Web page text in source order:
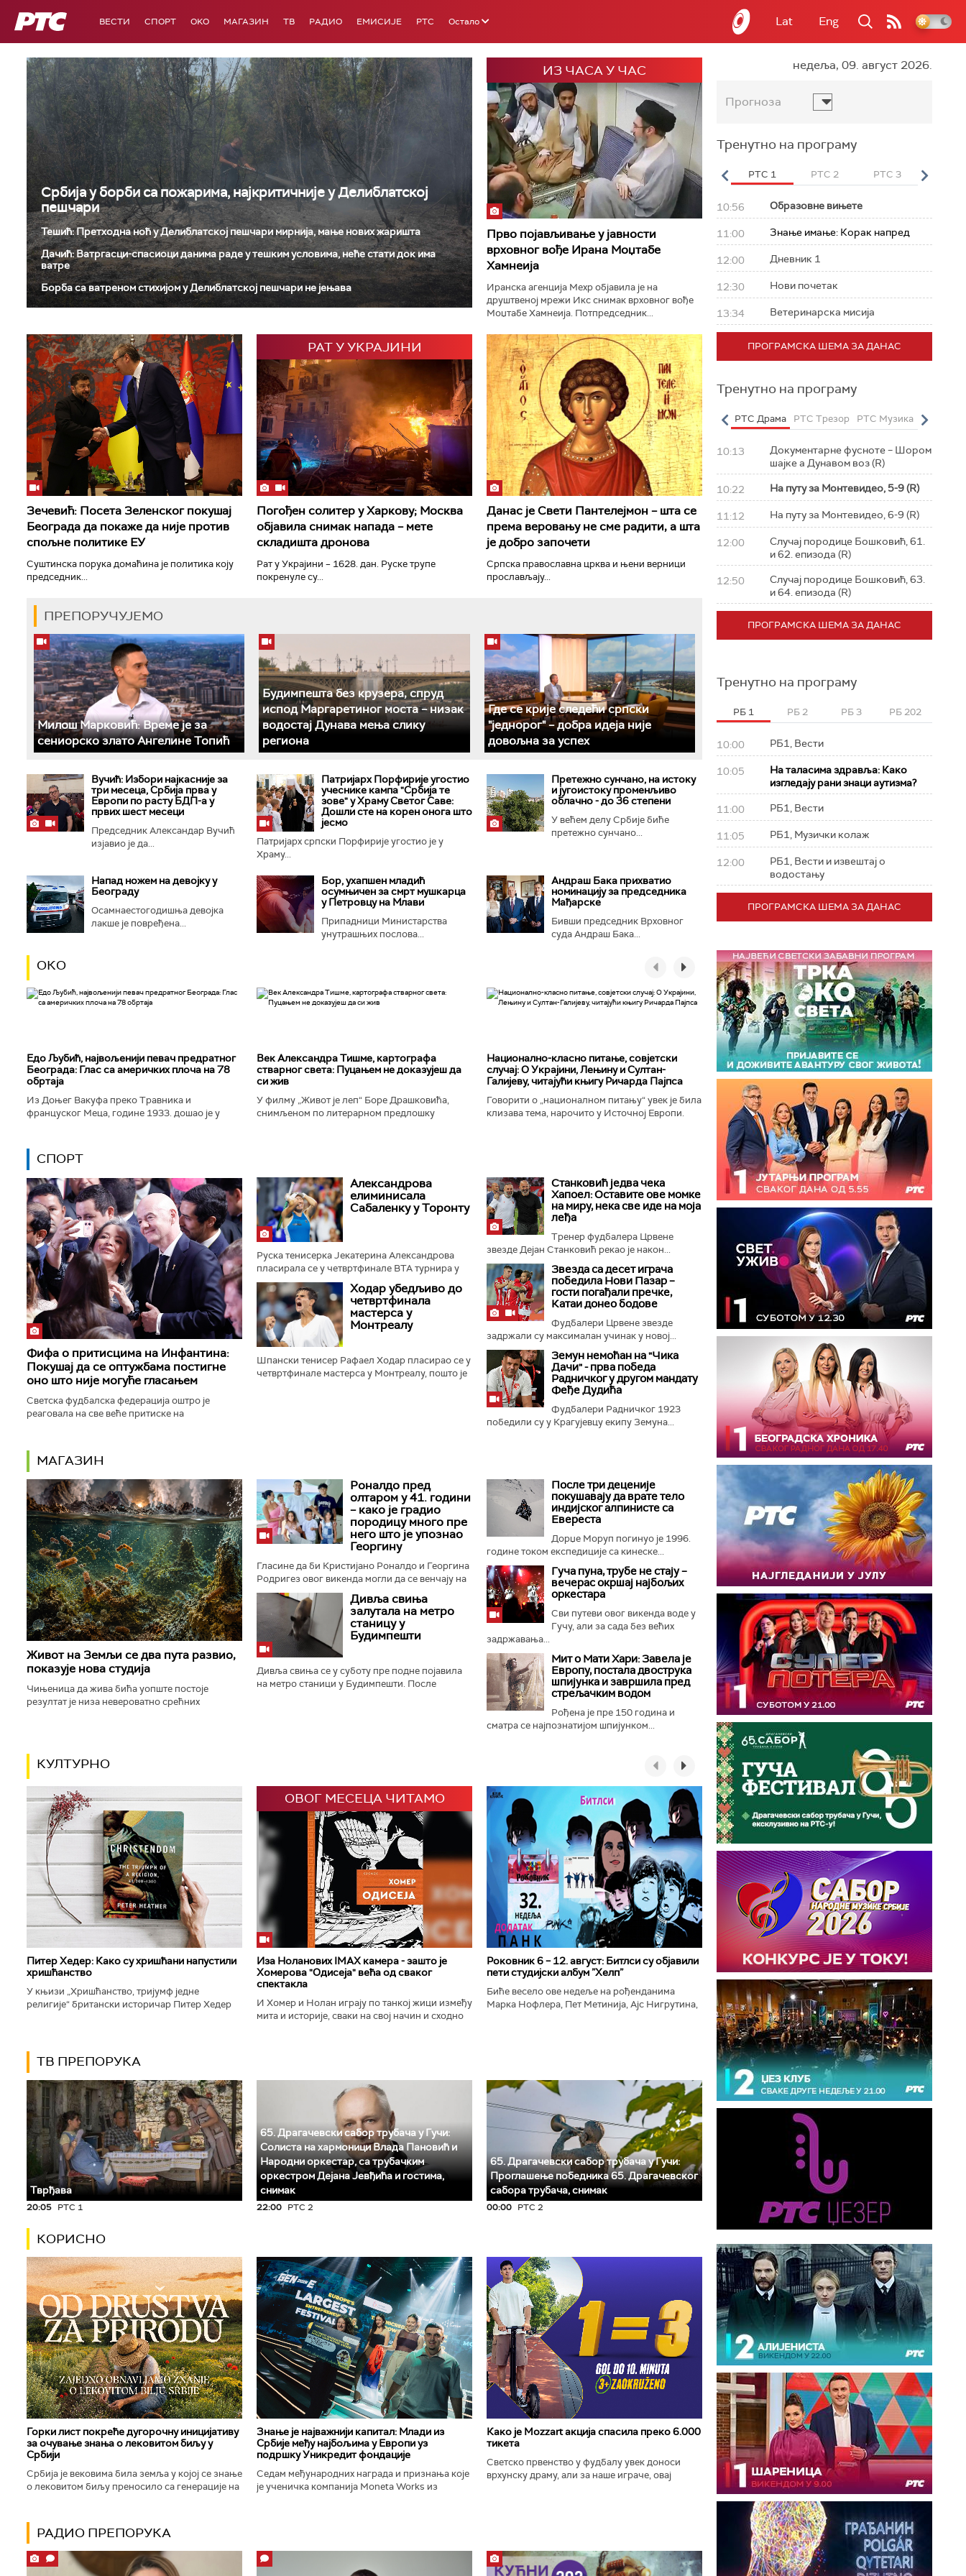
РТС ВЕСТИ СПОРТ OKO МАГАЗИН ТВ РАДИО ЕМИСИЈЕ РТС Остало Lat Eng
Србија у борби са пожарима, најкритичније у Делиблатској
пешчари
Тешић: Претходна ноћ у Делиблатској пешчари мирнија, мање нових жаришта
Дачић: Ватргасци-спасиоци данима раде у тешким условима, неће стати док има
ватре
Борба са ватреном стихијом у Делиблатској пешчари не јењава
ИЗ ЧАСА У ЧАС
Прво појављивање у јавности
врховног вође Ирана Моџтабe
Хамнеија
Иранска агенција Мехр објавила је на
друштвеној мрежи Икс снимак врховног вође
Моџтабе Хамнеија. Потпредседник...
Зечевић: Посета Зеленског покушај
Београда да покаже да није против
спољне политике ЕУ
Суштинска порука домаћина је политика коју
председник...
РАТ У УКРАЈИНИ
Погођен солитер у Харкову; Москва
објавила снимак напада – мете
складишта дронова
Рат у Украјини – 1628. дан. Руске трупе
покренуле су...
Данас је Свети Пантелејмон – шта се
према веровању не сме радити, а шта
је добро започети
Српска православна црква и њени верници
прослављају...
ПРЕПОРУЧУЈЕМО
Милош Марковић: Време је за
сениорско злато Ангелине Топић
Будимпешта без крузера, спруд
испод Маргаретиног моста – низак
водостај Дунава мења слику
региона
Где се крије следећи српски
"једнорог" – добра идеја није
довољна за успех
Вучић: Избори најкасније за
три месеца, Србија прва у
Европи по расту БДП-а у
првих шест месеци
Председник Александар Вучић
изјавио је да...
Патријарх Порфирије угостио
учеснике кампа "Србија те
зове" у Храму Светог Саве:
Дошли сте на корен онога што
јесмо
Патријарх српски Порфирије угостио је у
Храму...
Претежно сунчано, на истоку
и југоистоку променљиво
облачно - до 36 степени
У већем делу Србије биће
претежно сунчано...
Напад ножем на девојку у
Београду
Осамнаестогодишња девојка
лакше је повређена...
Бор, ухапшен младић
осумњичен за смрт мушкарца
у Петровцу на Млави
Припадници Министарства
унутрашњих послова...
Андраш Бака прихватио
номинацију за председника
Мађарске
Бивши председник Врховног
суда Андраш Бака...
ОКО
Едо Љубић, највољенији певач предратног
Београда: Глас са америчких плоча на 78
обртаја
Из Доњег Вакуфа преко Травника и
француског Меца, године 1933. дошао је у
Век Александра Тишме, картографа
стварног света: Пуцањем не доказујеш да
си жив
У филму „Живот је леп“ Боре Драшковића,
снимљеном по литерарном предлошку
Национално-класнo питање, совјетски
случај: О Украјини, Лењину и Султан-
Галијеву, читајући књигу Ричарда Пајпса
Говорити о „националном питању“ увек је била
клизава тема, нарочито у Источној Европи.
СПОРТ
Фифа о притисцима на Инфантина:
Покушај да се оптужбама постигне
оно што није могуће гласањем
Светска фудбалска федерација оштро је
реаговала на све веће притиске на
Александрова
елиминисала
Сабаленку у Торонту
Руска тенисерка Јекатерина Александрова
пласирала се у четвртфинале ВТА турнира у
Торонту, пошто је у три сета савладала прву
тенисерку света Арину Сабаленку...
Ходар убедљиво до
четвртфинала
мастерса у
Монтреалу
Шпански тенисер Рафаел Ходар пласирао се у
четвртфинале мастерса у Монтреалу, пошто је
Станковић једва чека
Хапоел: Оставите ове момке
на миру, нека све иде на моја
леђа
Тренер фудбалера Црвене
звезде Дејан Станковић рекао је након...
Звезда са десет играча
победила Нови Пазар –
гости погађали пречке,
Катаи донео бодове
Фудбалери Црвене звезде
задржали су максималан учинак у новој...
Земун немоћан на "Чика
Дачи" - прва победа
Радничког у другом мандату
Феђе Дудића
Фудбалери Радничког 1923
победили су у Крагујевцу екипу Земуна...
МАГАЗИН
Живот на Земљи се два пута развио,
показује нова студија
Чињеница да жива бића уопште постоје
резултат је низа невероватно срећних
Роналдо пред
олтаром у 41. години
– како је градио
породицу много пре
него што је упознао
Георгину
Гласине да би Кристијано Роналдо и Георгина
Родригез овог викенда могли да се венчају на
Мадеири поново су у средиште пажње ставиле
њихову готово деценију...Дивља свиња
залутала на метро
станицу у
Будимпешти
Дивља свиња се у суботу пре подне појавила
на метро станици у Будимпешти. После
После три деценије
покушавају да врате тело
индијског алпинисте са
Евереста
Дорџе Моруп погинуо је 1996.
године током експедиције са кинеске...
Гуча пуна, трубе не стају –
вечерас окршај најбољих
оркестара
Сви путеви овог викенда воде у
Гучу, али за сада без већих
задржавања...
Мит о Мати Хари: Завела је
Европу, постала двострука
шпијунка и завршила пред
стрељачким водом
Рођена је пре 150 година и
сматра се најпознатијом шпијунком...
КУЛТУРНО
Питер Хедер: Како су хришћани напустили
хришћанство
У књизи „Хришћанство, тријумф једне
религије“ британски историчар Питер Хедер
ОВОГ МЕСЕЦА ЧИТАМО
Иза Ноланових IMAX камера - зашто је
Хомерова "Одисеја" већа од сваког
спектакла
И Хомер и Нолан играју по танкој жици између
мита и историје, сваки на свој начин и сходно
Роковник 6 – 12. август: Битлси су објавили
пети студијски албум ”Хелп”
Биће весело ове недеље на рођенданима
Марка Нофлера, Пет Метинија, Ајс Нигрутина,
ТВ ПРЕПОРУКА
Тврђава
20:05 РТС 1
65. Драгачевски сабор трубача у Гучи:
Солиста на хармоници Влада Пановић и
Народни оркестар, са трубачким
оркестром Дејана Јевђића и гостима,
снимак
22:00 РТС 2
65. Драгачевски сабор трубача у Гучи:
Проглашење победника 65. Драгачевског
сабора трубача, снимак
00:00 РТС 2
КОРИСНО
Горки лист покреће дугорочну иницијативу
за очување знања о лековитом биљу у
Србији
Србија је вековима била земља у којој се знање
о лековитом биљу преносило са генерације на
Знање је најважнији капитал: Млади из
Србије међу најбољима у Европи уз
подршку Уникредит фондације
Седам међународних награда и признања које
је ученичка компанија Moneta Works из
Како је Mozzart акција спасила преко 6.000
тикета
Светско првенство у фудбалу увек доноси
врхунску драму, али за наше играче, овај
РАДИО ПРЕПОРУКА
недеља, 09. август 2026.
Прогноза
Тренутно на програму
РТС 3 РТС Свет РТС HD РТС 1 РТС 2 РТС 3 РТС
10:56 Образовне вињете
11:00 Знање имање: Корак напред
12:00 Дневник 1
12:30 Нови почетак
13:34 Ветеринарска мисија
ПРОГРАМСКА ШЕМА ЗА ДАНАС
Тренутно на програму
РТС Класика РТС Коло РТС Полетарац РТС Драма РТС Трезор РТС Музика РТС
10:13
Документарне фусноте – Шором
шајке а Дунавом воз (R)
10:22 На путу за Монтевидео, 5-9 (R)
11:12 На путу за Монтевидео, 6-9 (R)
12:00
Случај породице Бошковић, 61.
и 62. епизода (R)
12:50
Случај породице Бошковић, 63.
и 64. епизода (R)
ПРОГРАМСКА ШЕМА ЗА ДАНАС
Тренутно на програму
РБ 1 РБ 2 РБ 3 РБ 202
10:00 РБ1, Вести
10:05
На таласима здравља: Како
изгледају рани знаци аутизма?
11:00 РБ1, Вести
11:05 РБ1, Музички колаж
12:00
РБ1, Вести и извештај о
водостању
ПРОГРАМСКА ШЕМА ЗА ДАНАС